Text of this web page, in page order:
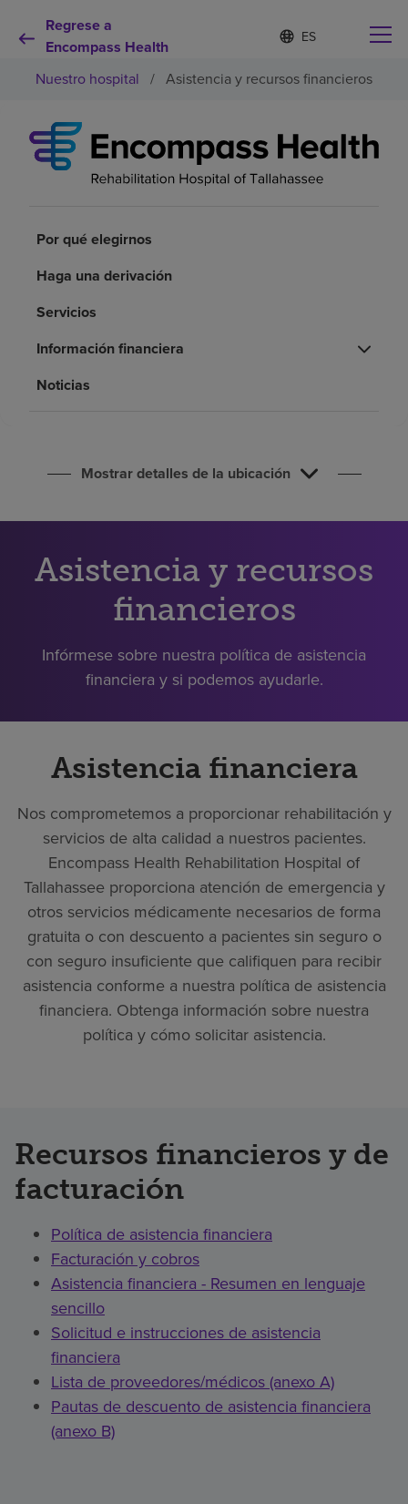
Regrese a
Encompass Health
Lista
de
idiomas
contraída
d
o
s
e
e
Por qué debe elegirnos
Recursos de salud
Empleos
Pagar mi factura
Nuestro hospital / Asistencia y recursos financieros
Por qué elegirnos
Haga una derivación
Servicios
Información financiera
Noticias
Mostrar detalles de la ubicación
Asistencia y recursos
financieros
Infórmese sobre nuestra política de asistencia
financiera y si podemos ayudarle.
Asistencia financiera
Nos comprometemos a proporcionar rehabilitación y
servicios de alta calidad a nuestros pacientes.
Encompass Health Rehabilitation Hospital of
Tallahassee proporciona atención de emergencia y
otros servicios médicamente necesarios de forma
gratuita o con descuento a pacientes sin seguro o
con seguro insuficiente que califiquen para recibir
asistencia conforme a nuestra política de asistencia
financiera. Obtenga información sobre nuestra
política y cómo solicitar asistencia.
Recursos financieros y de
facturación
Política de asistencia financiera
Facturación y cobros
Asistencia financiera - Resumen en lenguaje
sencillo
Solicitud e instrucciones de asistencia
financiera
Lista de proveedores/médicos (anexo A)
Pautas de descuento de asistencia financiera
(anexo B)